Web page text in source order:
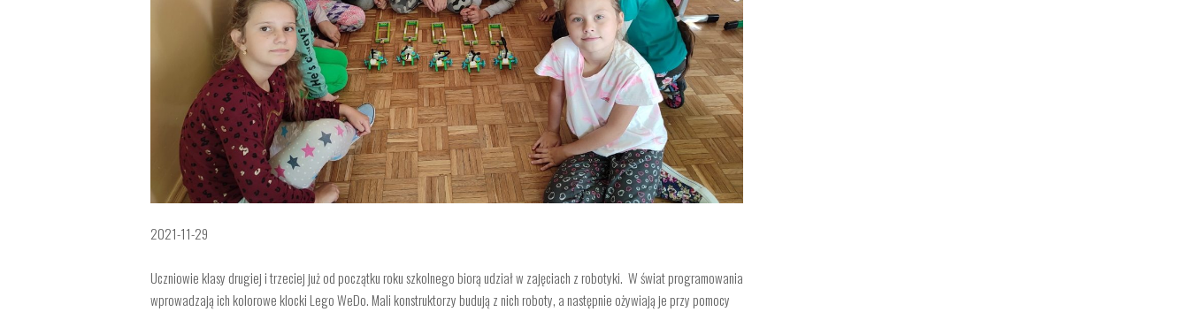
2021-11-29
Uczniowie klasy drugiej i trzeciej już od początku roku szkolnego biorą udział w zajęciach z robotyki. W świat programowania
wprowadzają ich kolorowe klocki Lego WeDo. Mali konstruktorzy budują z nich roboty, a następnie ożywiają je przy pomocy